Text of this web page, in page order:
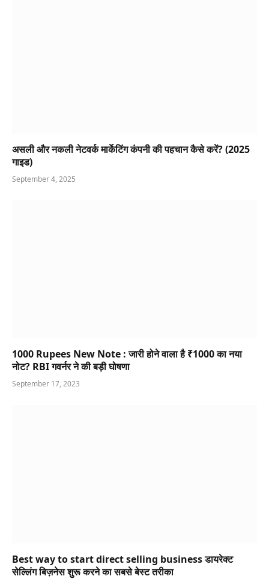
असली और नकली नेटवर्क मार्केटिंग कंपनी की पहचान कैसे करें? (2025
गाइड)
September 4, 2025
1000 Rupees New Note : जारी होने वाला है ₹1000 का नया
नोट? RBI गवर्नर ने की बड़ी घोषणा
September 17, 2023
Best way to start direct selling business डायरेक्ट
सेल्लिंग बिज़नेस शुरू करने का सबसे बेस्ट तरीका